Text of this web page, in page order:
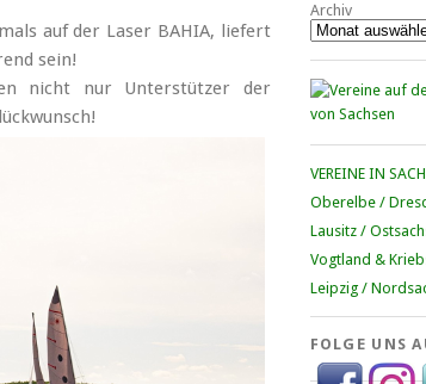
auf der Laser BAHIA, liefert
sein!
nicht nur Unterstützer der
Archiv
VEREINE IN
Oberelbe /
Lausitz /
Vogtland &
Leipzig /
FOLGE UNS